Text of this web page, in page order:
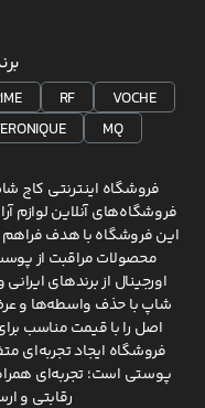
VOCHE
RF
MQ
فروشگاه اینترنتی کاج
فروشگاه‌های آنلاین لوازم
این فروشگاه با هدف
محصولات مراقبت از
اورجینال از برندهای
شاپ با حذف واسطه‌ها و
اصل را با قیمت مناسب
فروشگاه ایجاد تجربه‌ای
پوستی است؛ تجربه‌ای همراه
رقابتی و